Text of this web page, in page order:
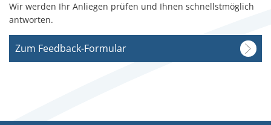
Wir werden Ihr Anliegen prüfen und Ihnen schnellstmöglich
antworten.
Zum Feedback-Formular